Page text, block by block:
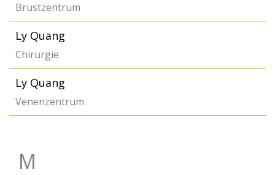
Brustzentrum
Ly Quang
Chirurgie
Ly Quang
Venenzentrum
M